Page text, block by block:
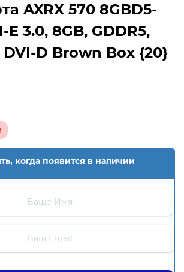
AXRX 570 8GBD5-
E 3.0, 8GB, GDDR5,
D Brown Box {20}
когда появится в наличии